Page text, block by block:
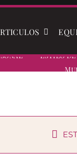
Estilo De